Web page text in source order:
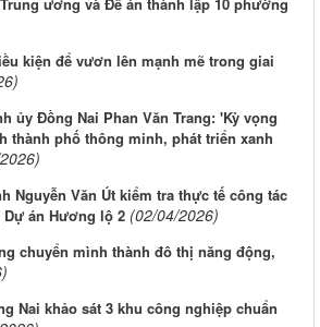
kiện để vươn lên mạnh mẽ trong giai
ủy Đồng Nai Phan Văn Trang: 'Kỳ vọng
thành phố thông minh, phát triển xanh
Nguyễn Văn Út kiểm tra thực tế công tác
án Hương lộ 2 (02/04/2026)
chuyển mình thành đô thị năng động,
Nai khảo sát 3 khu công nghiệp chuẩn